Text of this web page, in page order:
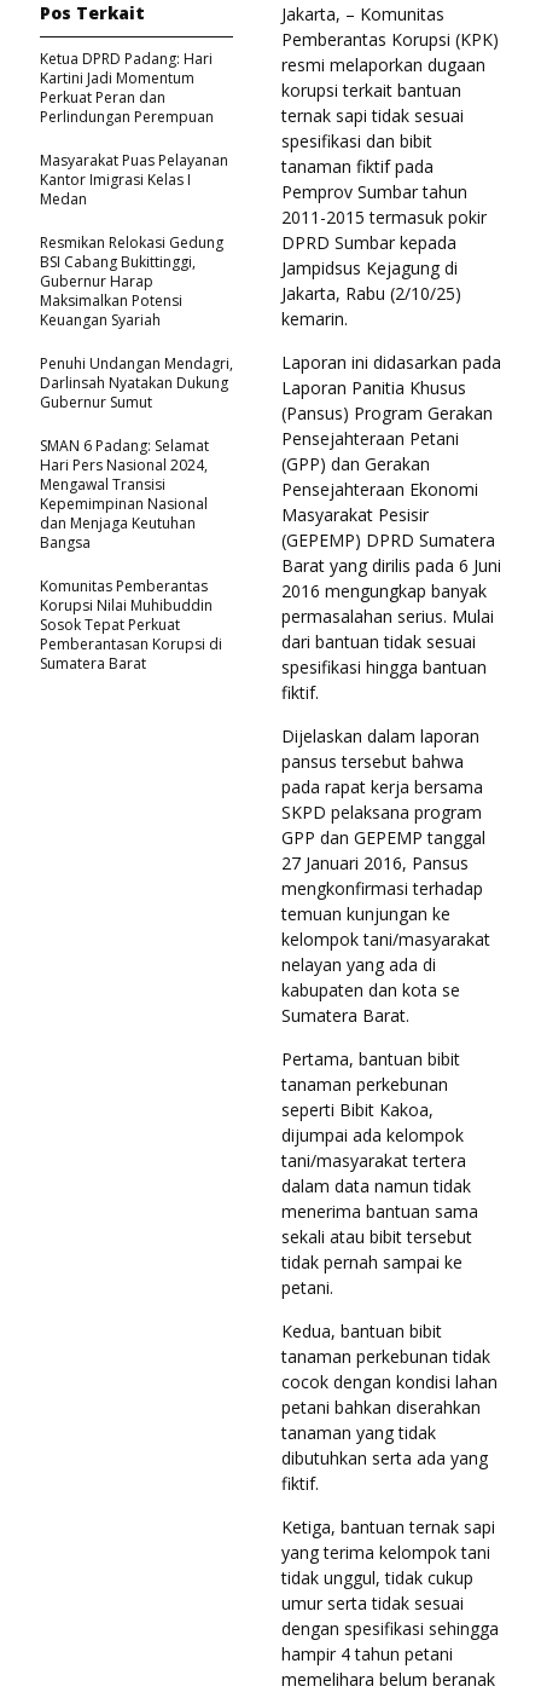
Jakarta, – Komunitas
Pemberantas Korupsi (KPK)
resmi melaporkan dugaan
korupsi terkait bantuan
ternak sapi tidak sesuai
spesifikasi dan bibit
tanaman fiktif pada
Pemprov Sumbar tahun
2011-2015 termasuk pokir
DPRD Sumbar kepada
Jampidsus Kejagung di
Jakarta, Rabu (2/10/25)
kemarin.
Laporan ini didasarkan pada
Laporan Panitia Khusus
(Pansus) Program Gerakan
Pensejahteraan Petani
(GPP) dan Gerakan
Pensejahteraan Ekonomi
Masyarakat Pesisir
(GEPEMP) DPRD Sumatera
Barat yang dirilis pada 6 Juni
2016 mengungkap banyak
permasalahan serius. Mulai
dari bantuan tidak sesuai
spesifikasi hingga bantuan
fiktif.
Dijelaskan dalam laporan
pansus tersebut bahwa
pada rapat kerja bersama
SKPD pelaksana program
GPP dan GEPEMP tanggal
27 Januari 2016, Pansus
mengkonfirmasi terhadap
temuan kunjungan ke
kelompok tani/masyarakat
nelayan yang ada di
kabupaten dan kota se
Sumatera Barat.
Pertama, bantuan bibit
tanaman perkebunan
seperti Bibit Kakoa,
dijumpai ada kelompok
tani/masyarakat tertera
dalam data namun tidak
menerima bantuan sama
sekali atau bibit tersebut
tidak pernah sampai ke
petani.
Kedua, bantuan bibit
tanaman perkebunan tidak
cocok dengan kondisi lahan
petani bahkan diserahkan
tanaman yang tidak
dibutuhkan serta ada yang
fiktif.
Ketiga, bantuan ternak sapi
yang terima kelompok tani
tidak unggul, tidak cukup
umur serta tidak sesuai
dengan spesifikasi sehingga
hampir 4 tahun petani
memelihara belum beranak
Pos Terkait
Ketua DPRD Padang: Hari
Kartini Jadi Momentum
Perkuat Peran dan
Perlindungan Perempuan
Masyarakat Puas Pelayanan
Kantor Imigrasi Kelas I
Medan
Resmikan Relokasi Gedung
BSI Cabang Bukittinggi,
Gubernur Harap
Maksimalkan Potensi
Keuangan Syariah
Penuhi Undangan Mendagri,
Darlinsah Nyatakan Dukung
Gubernur Sumut
SMAN 6 Padang: Selamat
Hari Pers Nasional 2024,
Mengawal Transisi
Kepemimpinan Nasional
dan Menjaga Keutuhan
Bangsa
Komunitas Pemberantas
Korupsi Nilai Muhibuddin
Sosok Tepat Perkuat
Pemberantasan Korupsi di
Sumatera Barat